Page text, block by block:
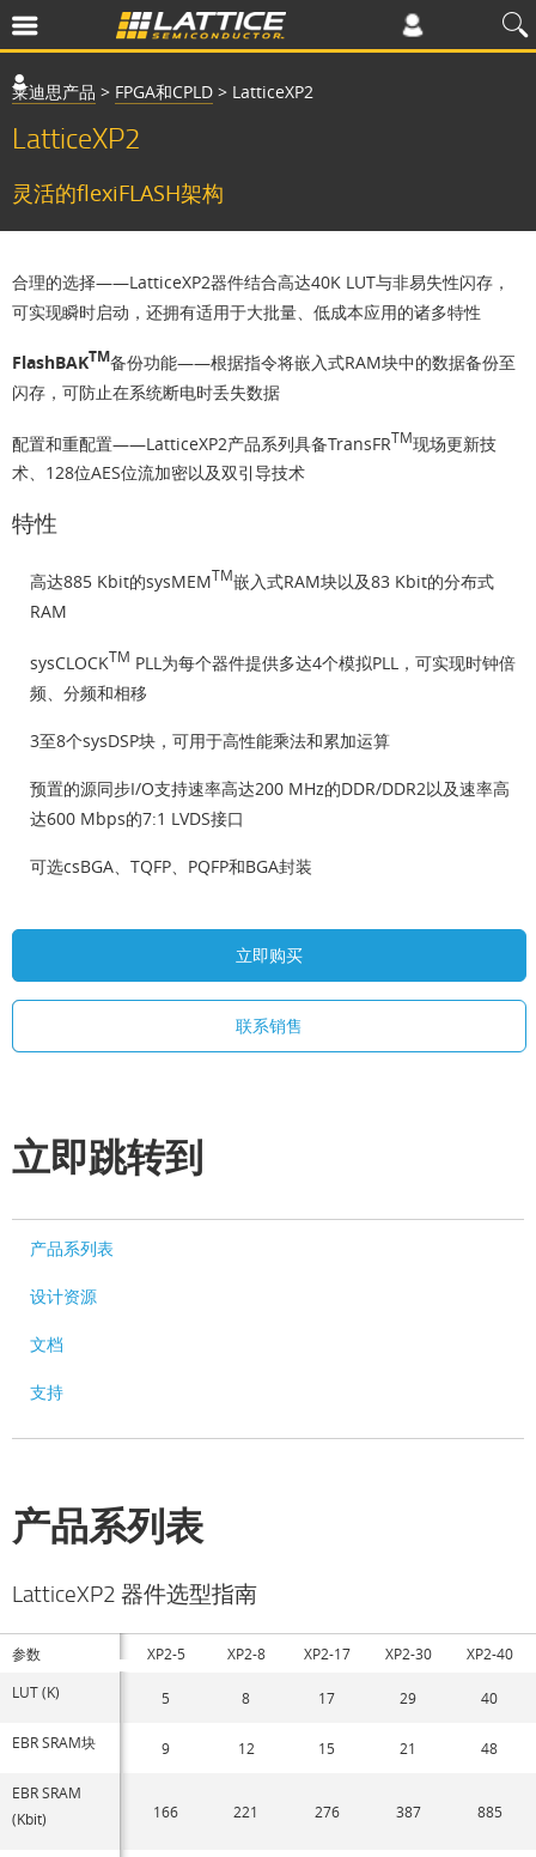
莱迪思产品 > FPGA和CPLD > LatticeXP2
LatticeXP2
灵活的flexiFLASH架构
合理的选择——LatticeXP2器件结合高达40K LUT与非易失性闪存，
可实现瞬时启动，还拥有适用于大批量、低成本应用的诸多特性
FlashBAKTM备份功能——根据指令将嵌入式RAM块中的数据备份至
闪存，可防止在系统断电时丢失数据
配置和重配置——LatticeXP2产品系列具备TransFRTM现场更新技
术、128位AES位流加密以及双引导技术
特性
高达885 Kbit的sysMEMTM嵌入式RAM块以及83 Kbit的分布式
RAM
sysCLOCKTM PLL为每个器件提供多达4个模拟PLL，可实现时钟倍
频、分频和相移
3至8个sysDSP块，可用于高性能乘法和累加运算
预置的源同步I/O支持速率高达200 MHz的DDR/DDR2以及速率高
达600 Mbps的7:1 LVDS接口
可选csBGA、TQFP、PQFP和BGA封装
立即购买
联系销售
立即跳转到
产品系列表
设计资源
文档
支持
产品系列表
LatticeXP2 器件选型指南
参数 XP2-5 XP2-8 XP2-17 XP2-30
XP2-40
LUT (K)
5 8 17 29 40
EBR SRAM块 9 12 15 21 48
EBR SRAM
(Kbit)
166 221 276 387 885